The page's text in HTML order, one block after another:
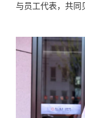
与员工代表，共同